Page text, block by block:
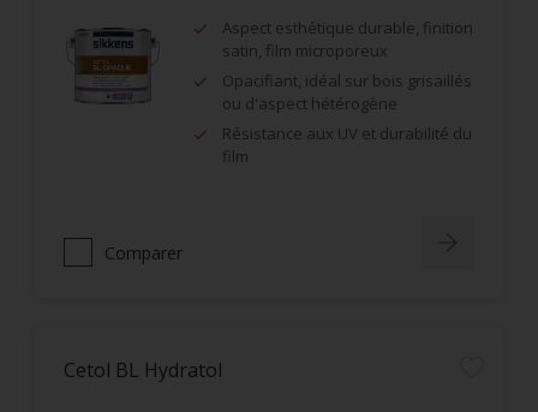
Aspect esthétique durable, finition
satin, film microporeux
Opacifiant, idéal sur bois grisaillés
ou d'aspect hétérogène
Résistance aux UV et durabilité du
film
Comparer
Cetol BL Hydratol